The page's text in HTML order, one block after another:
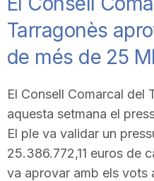
a
Tarragonès
de més de 25
El Consell Comarcal del
aquesta setmana el
El ple va validar un
25.386.772,11 euros de
va aprovar amb els vots